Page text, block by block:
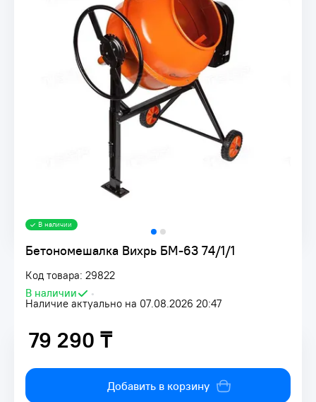
Бетономешалка Вихрь БМ-63 74/1/1
Код товара: 29822
В наличии
•
Наличие актуально на 07.08.2026 20:47
В наличии
79 290 ₸
79 290 ₸
Добавить в корзину